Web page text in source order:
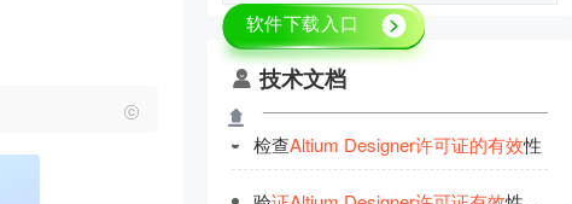
技术文档
检查Altium Designer许可证的有效性